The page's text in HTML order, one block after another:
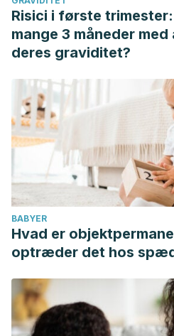
Risici i første
mange 3 måneder
deres graviditet?
BABYER
Hvad er
optræder det hos